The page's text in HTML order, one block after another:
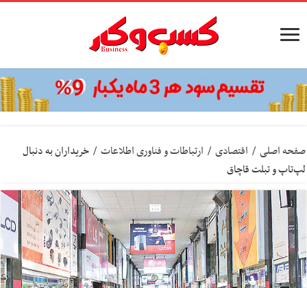
صفحه اصلی / اقتصادی / ارتباطات و فناوری اطلاعات / خریداران به دنبال
لپ‌تاپ و تبلت قاچاق